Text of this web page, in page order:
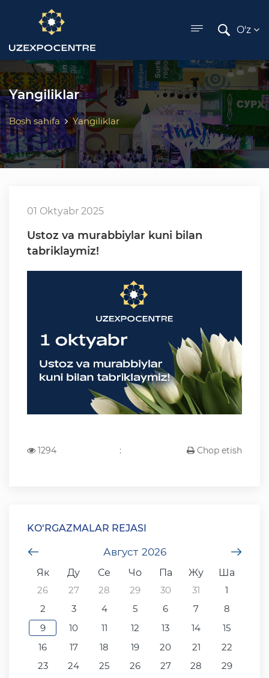
menu
O'z
Yangiliklar
Bosh sahifa Yangiliklar
01 Oktyabr 2025
Ustoz va murabbiylar kuni bilan
tabriklaymiz!
1294 : Chop etish
KO‘RGAZMALAR REJASI
Август 2026
Як
Ду Се Чо Па Жу
Ша
26
27 28 29 30 31
1
2
3 4 5 6 7
8
9
10 11 12 13 14
15
16
17 18 19 20 21
22
23
24 25 26 27 28
29